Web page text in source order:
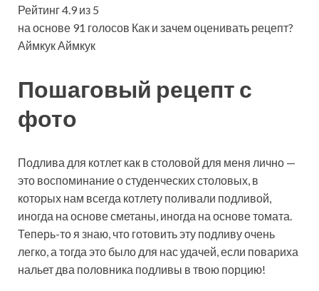
Рейтинг 4.9 из 5
на основе 91 голосов Как и зачем оценивать рецепт?
Аймкук Аймкук
Пошаговый рецепт с
фото
Подлива для котлет как в столовой для меня лично —
это воспоминание о студенческих столовых, в
которых нам всегда котлету поливали подливой,
иногда на основе сметаны, иногда на основе томата.
Теперь-то я знаю, что готовить эту подливу очень
легко, а тогда это было для нас удачей, если повариха
нальет два половника подливы в твою порцию!